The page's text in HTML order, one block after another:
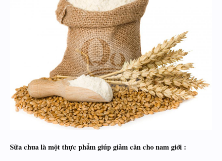
Sữa chua là một thực phẩm giúp giảm cân cho nam giới :